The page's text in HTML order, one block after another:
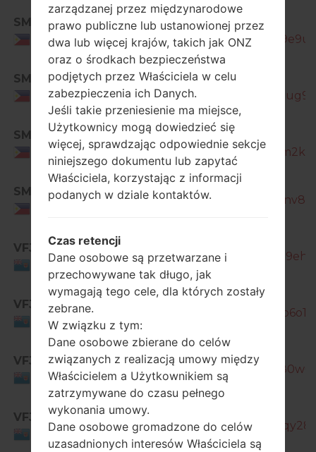
SMA
Philippines
SM-
SMA
Philippines
SM-
SMA
Philippines
SM-
SMA
SM-
VFJ
Fiji
SM-
VFJ
Fiji
SM-
VFJ
Fiji
SM-
VFJ
Fiji
SM-
zarządzanej przez międzynarodowe
prawo publiczne lub ustanowionej przez
dwa lub więcej krajów, takich jak ONZ
oraz o środkach bezpieczeństwa
podjętych przez Właściciela w celu
zabezpieczenia ich Danych.
Jeśli takie przeniesienie ma miejsce,
Użytkownicy mogą dowiedzieć się
więcej, sprawdzając odpowiednie sekcje
niniejszego dokumentu lub zapytać
Właściciela, korzystając z informacji
podanych w dziale kontaktów.
Czas retencji
Dane osobowe są przetwarzane i
przechowywane tak długo, jak
wymagają tego cele, dla których zostały
zebrane.
W związku z tym:
Dane osobowe zbierane do celów
związanych z realizacją umowy między
Właścicielem a Użytkownikiem są
zatrzymywane do czasu pełnego
wykonania umowy.
Dane osobowe gromadzone do celów
uzasadnionych interesów Właściciela są